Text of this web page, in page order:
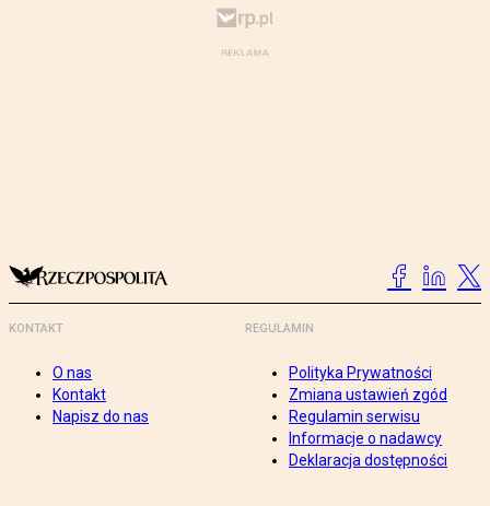
KONTAKT
O nas
Kontakt
Napisz do nas
REGULAMIN
Polityka Prywatności
Zmiana ustawień zgód
Regulamin serwisu
Informacje o nadawcy
Deklaracja dostępności